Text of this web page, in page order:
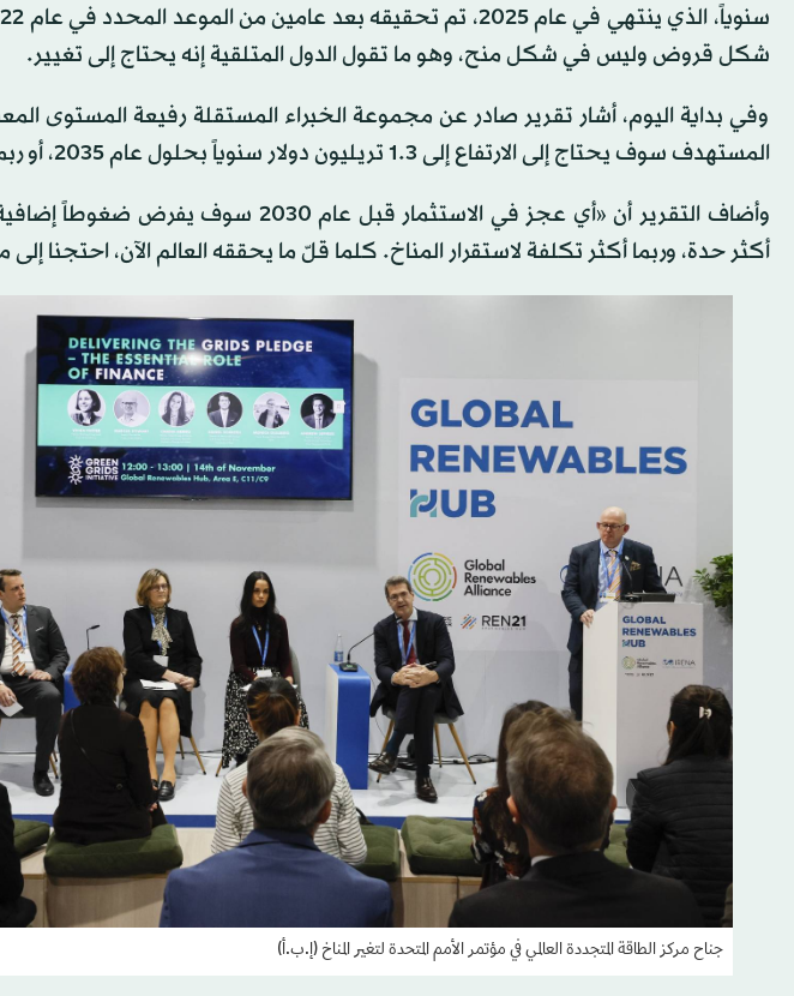
شكل قروض وليس في شكل منح، وهو ما تقول الدول المتلقية إنه يحتاج إلى تغيير.
وفي بداية اليوم، أشار تقرير صادر عن مجموعة الخبراء المستقلة رفيعة المستوى
المستهدف سوف يحتاج إلى الارتفاع إلى 1.3 تريليون دولار سنوياً بحلول عام 2035، أو ربما أكثر إذا ما تباطأت البلدان الآن.
وأضاف التقرير أن «أي عجز في الاستثمار قبل
أكثر حدة، وربما أكثر تكلفة لاستقرار المناخ. كلما قلّ ما يحققه العالم الآن، احتجنا
جناح مركز الطاقة المتجددة العالمي في مؤتمر الأمم المتحدة لتغير المناخ (إ.ب.أ)